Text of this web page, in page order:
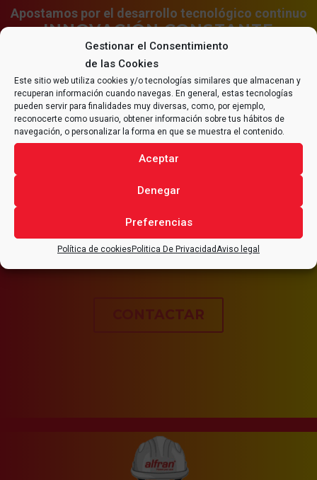
Gestionar el Consentimiento
de las Cookies
Este sitio web utiliza cookies y/o tecnologías similares que almacenan y
recuperan información cuando navegas. En general, estas tecnologías
pueden servir para finalidades muy diversas, como, por ejemplo,
reconocerte como usuario, obtener información sobre tus hábitos de
navegación, o personalizar la forma en que se muestra el contenido.
Aceptar
Denegar
Preferencias
Política de cookiesPolitica De Privacidad Aviso legal
Apostamos por el desarrollo tecnológico continuo
INNOVACIÓN CONSTANTE
EN PRODUCTOS Y SERVICIOS
CONTACTA CON ALFRAN®
PARA CUALQUIER CONSULTA
RELACIONADA CON TU
PROYECTO
CONTACTAR